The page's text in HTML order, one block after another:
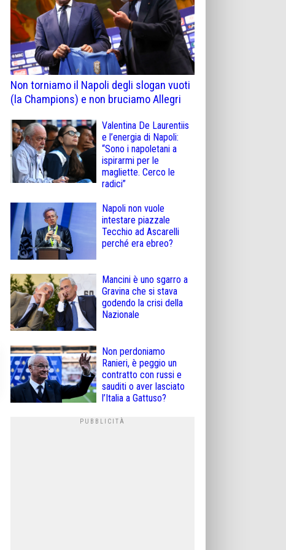
Non torniamo il Napoli degli slogan vuoti
(la Champions) e non bruciamo Allegri
Valentina De Laurentiis
e l’energia di Napoli:
“Sono i napoletani a
ispirarmi per le
magliette. Cerco le
radici”
Napoli non vuole
intestare piazzale
Tecchio ad Ascarelli
perché era ebreo?
Mancini è uno sgarro a
Gravina che si stava
godendo la crisi della
Nazionale
Non perdoniamo
Ranieri, è peggio un
contratto con russi e
sauditi o aver lasciato
l’Italia a Gattuso?